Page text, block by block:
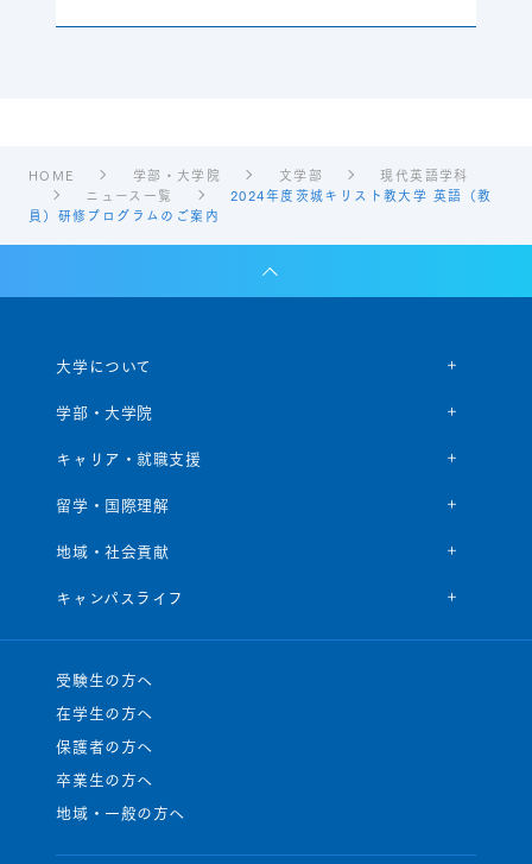
HOME 学部・大学院 文学部
現代英語学科
ニュース一覧
2024年度茨城キリスト教大学 英語（教
員）研修プログラムのご案内
大学について
学部・大学院
キャリア・就職支援
留学・国際理解
地域・社会貢献
キャンパスライフ
受験生の方へ
在学生の方へ
保護者の方へ
卒業生の方へ
地域・一般の方へ